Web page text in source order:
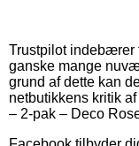
Trustpilot indebærer
ganske mange
grund af dette kan
netbutikkens kritik
– 2-pak – Deco